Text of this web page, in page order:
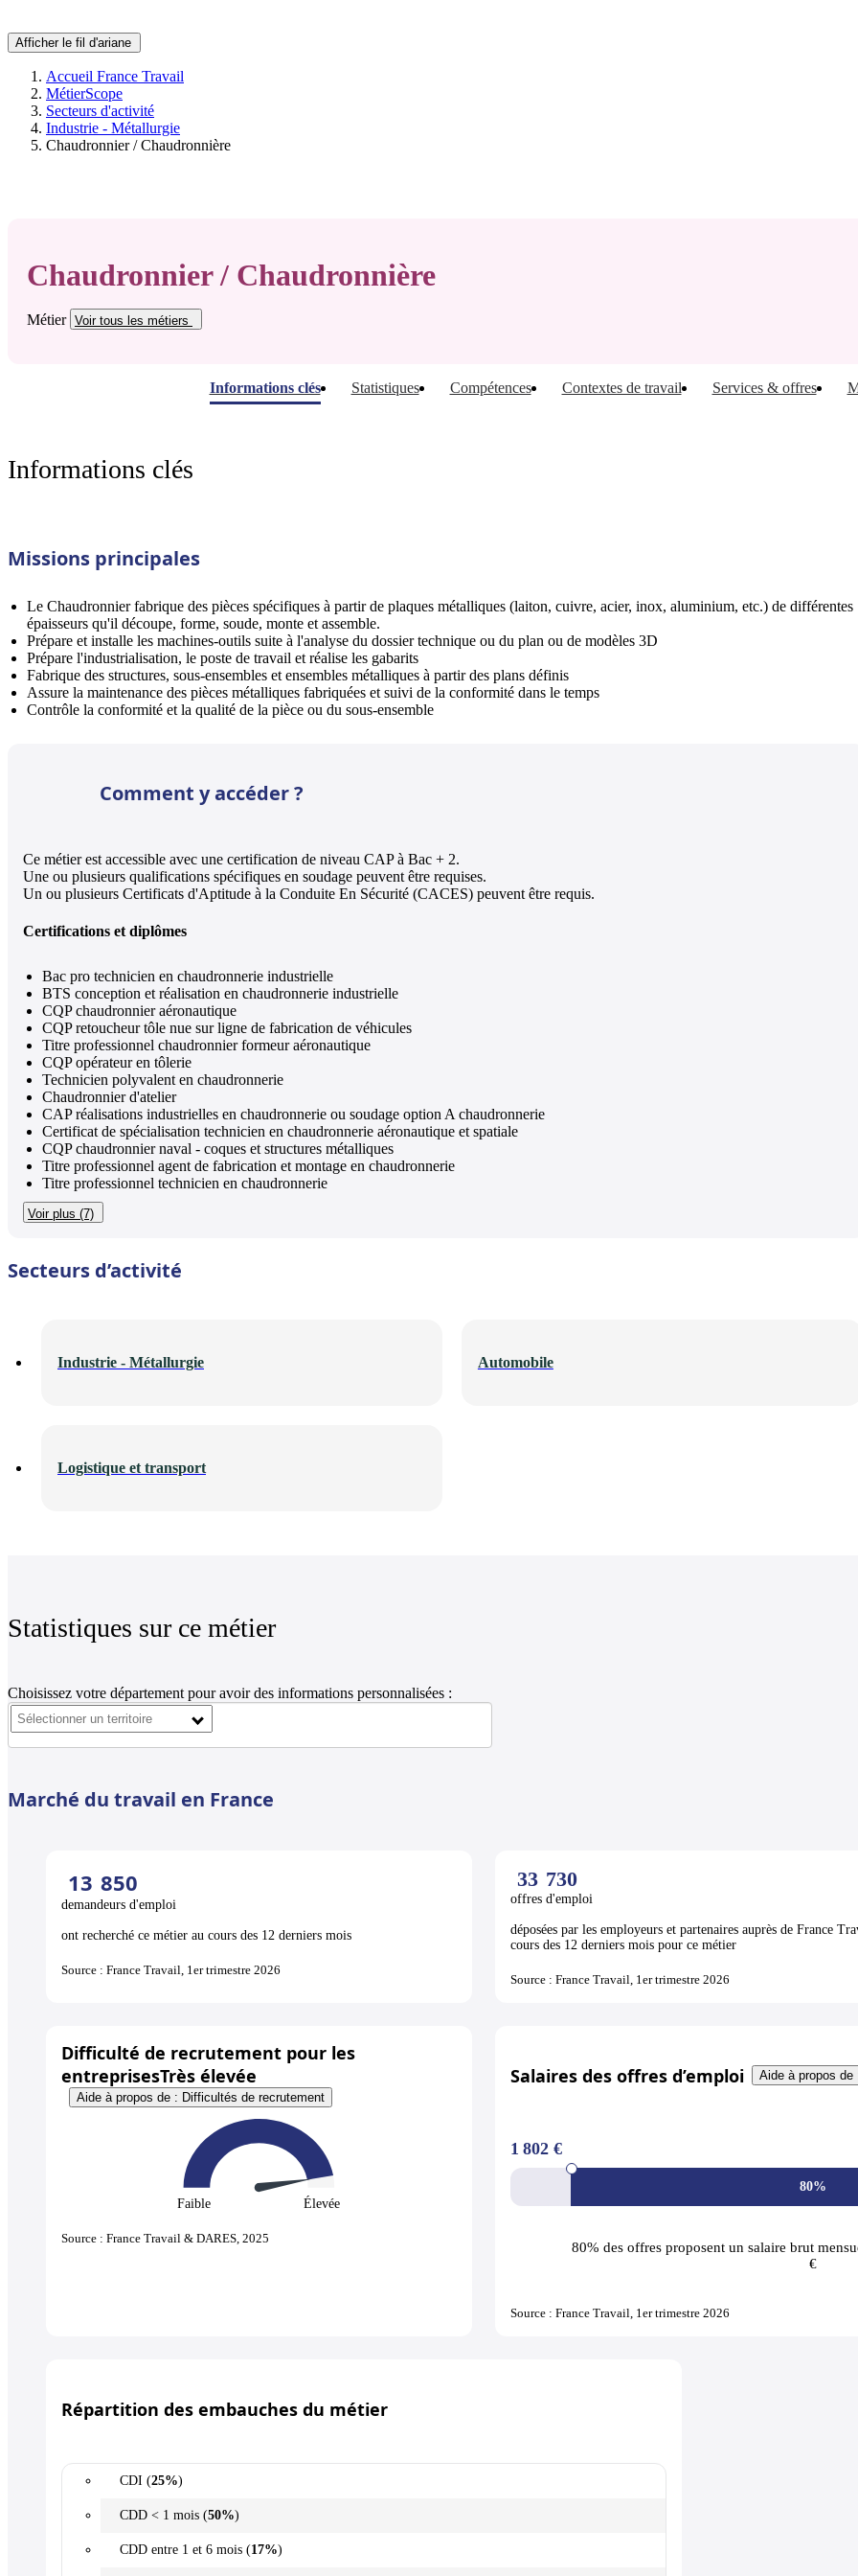
Afficher le fil d'ariane
Accueil France Travail
MétierScope
Secteurs d'activité
Industrie - Métallurgie
Chaudronnier / Chaudronnière
Chaudronnier / Chaudronnière
Métier Voir tous les métiers
Informations clés Statistiques Compétences Contextes de travail Services & offres
Informations clés
Missions principales
Le Chaudronnier fabrique des pièces spécifiques à partir de plaques métalliques (laiton, cuivre, acier, inox, aluminium, etc.) de différentes
épaisseurs qu'il découpe, forme, soude, monte et assemble.
Prépare et installe les machines-outils suite à l'analyse du dossier technique ou du plan ou de modèles 3D
Prépare l'industrialisation, le poste de travail et réalise les gabarits
Fabrique des structures, sous-ensembles et ensembles métalliques à partir des plans définis
Assure la maintenance des pièces métalliques fabriquées et suivi de la conformité dans le temps
Contrôle la conformité et la qualité de la pièce ou du sous-ensemble
Comment y accéder ?
Ce métier est accessible avec une certification de niveau CAP à Bac + 2.
Une ou plusieurs qualifications spécifiques en soudage peuvent être requises.
Un ou plusieurs Certificats d'Aptitude à la Conduite En Sécurité (CACES) peuvent être requis.
Certifications et diplômes
Bac pro technicien en chaudronnerie industrielle
BTS conception et réalisation en chaudronnerie industrielle
CQP chaudronnier aéronautique
CQP retoucheur tôle nue sur ligne de fabrication de véhicules
Titre professionnel chaudronnier formeur aéronautique
CQP opérateur en tôlerie
Technicien polyvalent en chaudronnerie
Chaudronnier d'atelier
CAP réalisations industrielles en chaudronnerie ou soudage option A chaudronnerie
Certificat de spécialisation technicien en chaudronnerie aéronautique et spatiale
CQP chaudronnier naval - coques et structures métalliques
Titre professionnel agent de fabrication et montage en chaudronnerie
Titre professionnel technicien en chaudronnerie
Voir plus (7)
Secteurs d’activité
Industrie - Métallurgie Automobile
Logistique et transport
Statistiques sur ce métier
Choisissez votre département pour avoir des informations personnalisées :
Marché du travail en France
13 850
demandeurs d'emploi
ont recherché ce métier au cours des 12 derniers mois
Source : France Travail, 1er trimestre 2026
33 730
offres d'emploi
déposées par les employeurs et partenaires auprès de France
cours des 12 derniers mois pour ce métier
Source : France Travail, 1er trimestre 2026
Difficulté de recrutement pour les
entreprisesTrès élevée
Aide à propos de : Difficultés de recrutement
Faible Élevée
Source : France Travail & DARES, 2025
Salaires des offres d’emploi Aide à propos de
80%
1 802 €
80% des offres proposent un salaire brut
€
Source : France Travail, 1er trimestre 2026
Répartition des embauches du métier
CDI (25%)
CDD < 1 mois (50%)
CDD entre 1 et 6 mois (17%)